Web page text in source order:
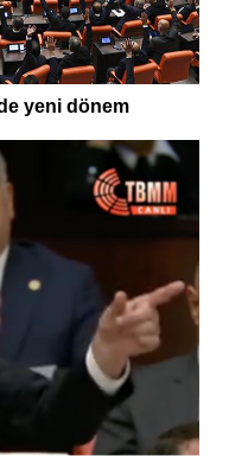
yeni dönem